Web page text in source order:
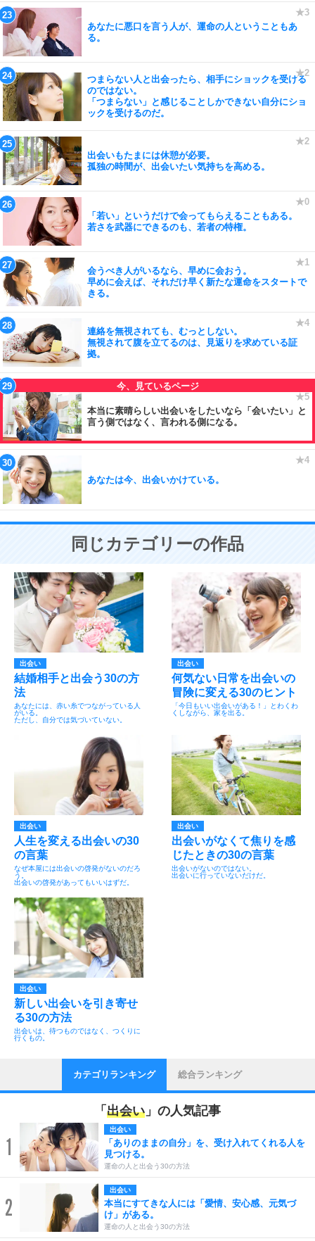
あなたに悪口を言う人が、運命の人ということもあ
る。
つまらない人と出会ったら、相手にショックを受ける
のではない。
「つまらない」と感じることしかできない自分にショ
ックを受けるのだ。
出会いもたまには休憩が必要。
孤独の時間が、出会いたい気持ちを高める。
「若い」というだけで会ってもらえることもある。
若さを武器にできるのも、若者の特権。
会うべき人がいるなら、早めに会おう。
早めに会えば、それだけ早く新たな運命をスタートで
きる。
連絡を無視されても、むっとしない。
無視されて腹を立てるのは、見返りを求めている証
拠。
本当に素晴らしい出会いをしたいなら「会いたい」と
言う側ではなく、言われる側になる。
あなたは今、出会いかけている。
同じカテゴリーの作品
出会い
結婚相手と出会う30の方
法
あなたには、赤い糸でつながっている人
がいる。
ただし、自分では気づいていない。
出会い
何気ない日常を出会いの
冒険に変える30のヒント
「今日もいい出会いがある！」とわくわ
くしながら、家を出る。
出会い
人生を変える出会いの30
の言葉
なぜ本屋には出会いの啓発がないのだろ
う。
出会いの啓発があってもいいはずだ。
出会い
出会いがなくて焦りを感
じたときの30の言葉
出会いがないのではない。
出会いに行っていないだけだ。
出会い
新しい出会いを引き寄せ
る30の方法
出会いは、待つものではなく、つくりに
行くもの。
カテゴリランキング 総合ランキング
「 出会い 」の人気記事
1
出会い
「ありのままの自分」を、受け入れてくれる人を
見つける。
運命の人と出会う30の方法
2
出会い
本当にすてきな人には「愛情、安心感、元気づ
け」がある。
運命の人と出会う30の方法